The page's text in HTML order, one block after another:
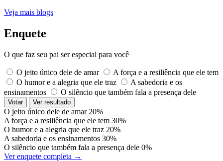
Veja mais blogs
Enquete
O que faz seu pai ser especial para você
O jeito único dele de amar
A força e a resiliência que ele tem
O humor e a alegria que ele traz
A sabedoria e os
ensinamentos
O silêncio que também fala a presença dele
Votar Ver resultado
O jeito único dele de amar 20%
A força e a resiliência que ele tem 30%
O humor e a alegria que ele traz 20%
A sabedoria e os ensinamentos 30%
O silêncio que também fala a presença dele 0%
Ver enquete completa →